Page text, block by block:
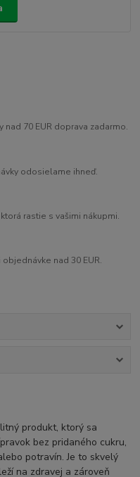
nad 70 EUR doprava zadarmo.
odosielame ihneď.
rastie s vašimi nákupmi.
nad 30 EUR.
produkt, ktorý sa
bez pridaného cukru,
potravín. Je to skvelý
na zdravej a zároveň